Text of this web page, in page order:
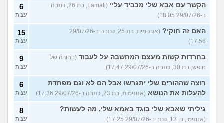
הקשר עם אבא שלי מכביד עליי
(Lamali, בת 26, כתבה
ב-29/07/26 18:05)
6
עצות
האם זה חוקי?
(אנונימית, בת 25, כתבה ב-29/07/26
17:56)
15
עצות
בחרדות קשות מעצם המחשבה על לעבוד (בחורה של
חופש, בת 30, כתבה ב-29/07/26 17:47)
9
עצות
רוצה שההורים שלי יתגרשו אבל הם לא וגם מפחדת
להעלות את הנושא (אנונימית, בת 23, כתבה ב-29/07/26 17:36)
6
עצות
גיליתי שאבא שלי בוגד באמא שלי, מה לעשות?
(אנונימי, בן 13, כתב ב-29/07/26 17:25)
8
עצות